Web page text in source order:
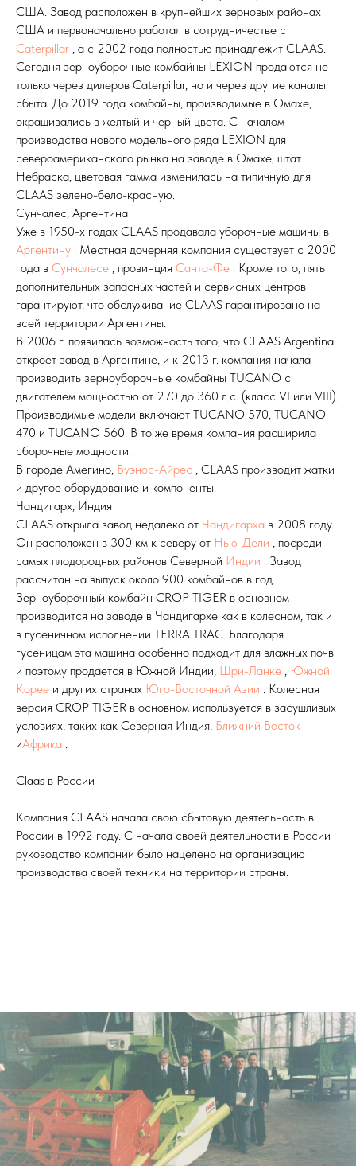
США. Завод расположен в крупнейших зерновых районах
США и первоначально работал в сотрудничестве с
Caterpillar , а с 2002 года полностью принадлежит CLAAS.
Сегодня зерноуборочные комбайны LEXION продаются не
только через дилеров Caterpillar, но и через другие каналы
сбыта. До 2019 года комбайны, производимые в Омахе,
окрашивались в желтый и черный цвета. С началом
производства нового модельного ряда LEXION для
североамериканского рынка на заводе в Омахе, штат
Небраска, цветовая гамма изменилась на типичную для
CLAAS зелено-бело-красную.
Сунчалес, Аргентина
Уже в 1950-х годах CLAAS продавала уборочные машины в
Аргентину . Местная дочерняя компания существует с 2000
года в Сунчалесе , провинция Санта-Фе . Кроме того, пять
дополнительных запасных частей и сервисных центров
гарантируют, что обслуживание CLAAS гарантировано на
всей территории Аргентины.
В 2006 г. появилась возможность того, что CLAAS Argentina
откроет завод в Аргентине, и к 2013 г. компания начала
производить зерноуборочные комбайны TUCANO с
двигателем мощностью от 270 до 360 л.с. (класс VI или VIII).
Производимые модели включают TUCANO 570, TUCANO
470 и TUCANO 560. В то же время компания расширила
сборочные мощности.
В городе Амегино, Буэнос-Айрес , CLAAS производит жатки
и другое оборудование и компоненты.
Чандигарх, Индия
CLAAS открыла завод недалеко от Чандигарха в 2008 году.
Он расположен в 300 км к северу от Нью-Дели , посреди
самых плодородных районов Северной Индии . Завод
рассчитан на выпуск около 900 комбайнов в год.
Зерноуборочный комбайн CROP TIGER в основном
производится на заводе в Чандигархе как в колесном, так и
в гусеничном исполнении TERRA TRAC. Благодаря
гусеницам эта машина особенно подходит для влажных почв
и поэтому продается в Южной Индии, Шри-Ланке
Южной
Корее и других странах Юго-Восточной Азии . Колесная
версия CROP TIGER в основном используется в засушливых
условиях, таких как Северная Индия, Ближний Восток
иАфрика
Claas в России
Компания CLAAS начала свою сбытовую деятельность в
России в 1992 году. С начала своей деятельности в России
руководство компании было нацелено на организацию
производства своей техники на территории страны.